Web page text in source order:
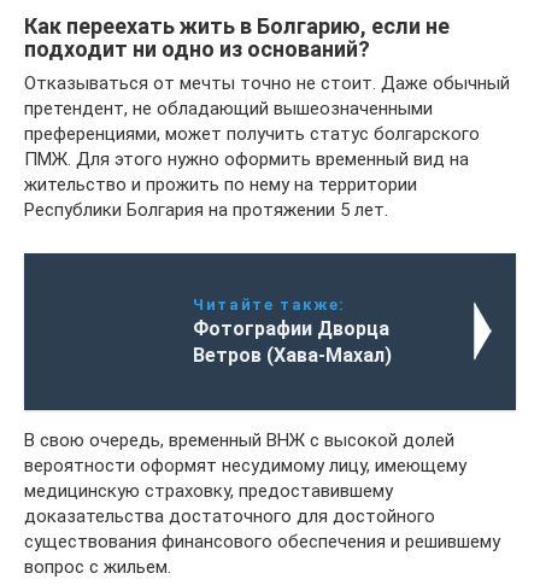
Как переехать жить в Болгарию, если не
подходит ни одно из оснований?
Отказываться от мечты точно не стоит. Даже обычный
претендент, не обладающий вышеозначенными
преференциями, может получить статус болгарского
ПМЖ. Для этого нужно оформить временный вид на
жительство и прожить по нему на территории
Республики Болгария на протяжении 5 лет.
Читайте также:
Фотографии Дворца
Ветров (Хава-Махал)
В свою очередь, временный ВНЖ с высокой долей
вероятности оформят несудимому лицу, имеющему
медицинскую страховку, предоставившему
доказательства достаточного для достойного
существования финансового обеспечения и решившему
вопрос с жильем.